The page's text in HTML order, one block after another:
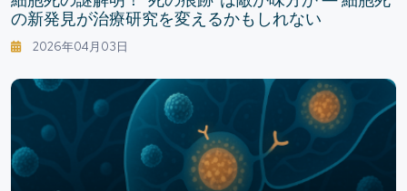
の新発見が治療研究を変えるかもしれない
2026年04月03日